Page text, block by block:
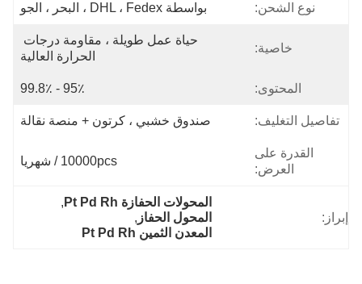
نوع الشحن: بواسطة DHL ، Fedex ، البحر ، الجو
خاصية:
حياة عمل طويلة ، مقاومة درجات
الحرارة العالية
المحتوى: 95٪ - 99.8٪
تفاصيل التغليف: صندوق خشبي ، كرتون + منصة نقالة
القدرة على
العرض:
10000pcs / شهريا
إبراز:
المحولات الحفازة Pt Pd Rh
,
المحول الحفاز,
المعدن الثمين Pt Pd Rh